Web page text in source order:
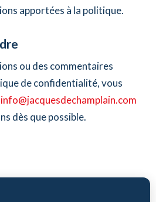
apportées à la politique.
ou des commentaires
de confidentialité, vous
info@jacquesdechamplain.com
dès que possible.